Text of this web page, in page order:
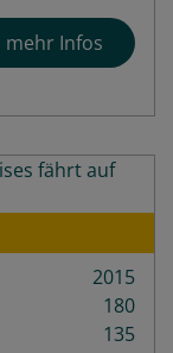
mehr Infos
2015
180
135